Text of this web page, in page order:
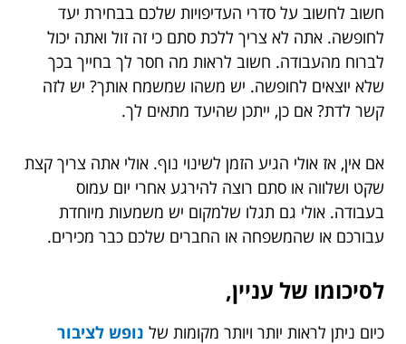
חשוב לחשוב על סדרי העדיפויות שלכם בבחירת יעד
לחופשה. אתה לא צריך ללכת סתם כי זה זול ואתה יכול
לברוח מהעבודה. חשוב לראות מה חסר לך בחייך בכך
שלא יוצאים לחופשה. יש משהו שמשמח אותך? יש לזה
קשר לדת? אם כן, ייתכן שהיעד מתאים לך.
אם אין, אז אולי הגיע הזמן לשינוי נוף. אולי אתה צריך קצת
שקט ושלווה או סתם רוצה להירגע אחרי יום עמוס
בעבודה. אולי גם תגלו שלמקום יש משמעות מיוחדת
עבורכם או שהמשפחה או החברים שלכם כבר מכירים.
לסיכומו של עניין,
כיום ניתן לראות יותר ויותר מקומות של נופש לציבור